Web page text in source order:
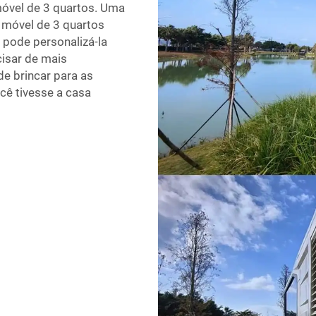
de 3 quartos. Uma
de 3 quartos
pode personalizá-la
de mais
brincar para as
tivesse a casa